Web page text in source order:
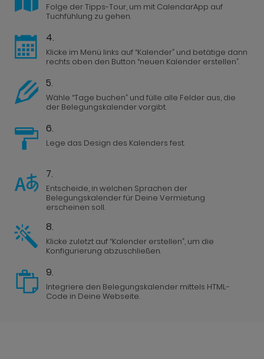
Folge der Tipps-Tour, um mit CalendarApp auf
Tuchfühlung zu gehen.
4.
Klicke im Menü links auf “Kalender” und betätige dann
rechts oben den Button “neuen Kalender erstellen”.
5.
Wähle “Tage buchen” und fülle alle Felder aus, die
der Belegungskalender vorgibt.
6.
Lege das Design des Kalenders fest.
7.
Entscheide, in welchen Sprachen der
Belegungskalender für Deine Vermietung
erscheinen soll.
8.
Klicke zuletzt auf “Kalender erstellen”, um die
Konfigurierung abzuschließen.
9.
Integriere den Belegungskalender mittels HTML-
Code in Deine Webseite.